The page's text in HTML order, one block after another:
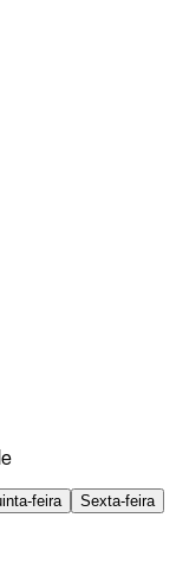
feira
Sexta-feira